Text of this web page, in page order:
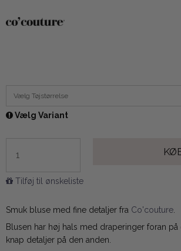
Vælg Tøjstørrelse
Vælg Variant
Tilføj til ønskeliste
Smuk bluse med fine detaljer fra Co'couture
Blusen har høj hals med draperinger foran
knap detaljer på den anden.